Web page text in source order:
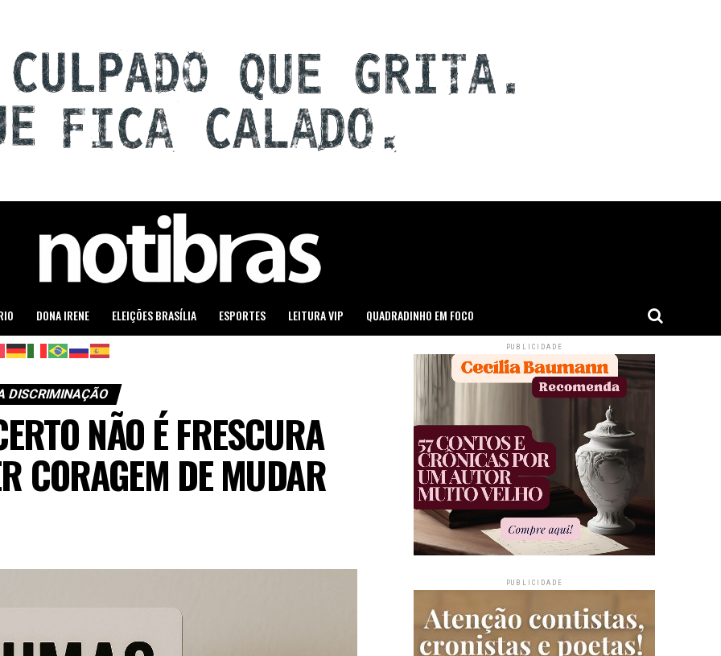
DONA IRENE ELEIÇÕES BRASÍLIA ESPORTES LEITURA VIP QUADRADINHO EM FOCO
DISCRIMINAÇÃO
NÃO É FRESCURA
CORAGEM DE MUDAR
PUBLICIDADE
PUBLICIDADE